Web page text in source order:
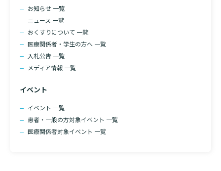
お知らせ 一覧
ニュース 一覧
おくすりについて 一覧
医療関係者・学生の方へ 一覧
入札公告 一覧
メディア情報 一覧
イベント
イベント 一覧
患者・一般の方対象イベント 一覧
医療関係者対象イベント 一覧